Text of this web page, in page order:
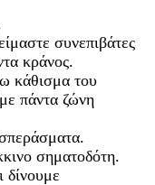
συνεπιβάτες
κράνος.
κάθισμα του
πάντα ζώνη
σηματοδότη.
δίνουμε